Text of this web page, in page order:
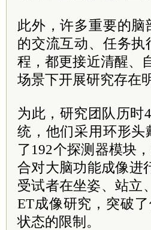
此外，许多重要的
的交流互动、任务
程，都更接近清醒、
场景下开展研究存在
为此，研究团队历时
统，他们采用环形
了192个探测器模块
合对大脑功能成像进
受试者在坐姿、站立
ET成像研究，突破
状态的限制。